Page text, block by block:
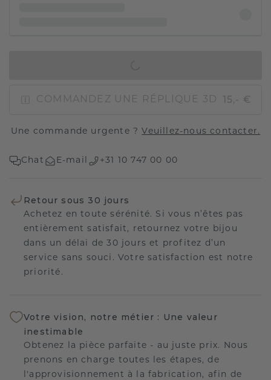
COMMANDEZ UNE RÉPLIQUE 3D 15,- €
Une commande urgente ?Veuillez-nous contacter.
Chat E-mail +31 10 747 00 00
Retour sous 30 jours
Achetez en toute sérénité. Si vous n’êtes pas
entièrement satisfait, retournez votre bijou
dans un délai de 30 jours et profitez d’un
service sans souci. Votre satisfaction est notre
priorité.
Votre vision, notre métier : Une valeur
inestimable
Obtenez la pièce parfaite - au juste prix. Nous
prenons en charge toutes les étapes, de
l'approvisionnement à la fabrication, afin de